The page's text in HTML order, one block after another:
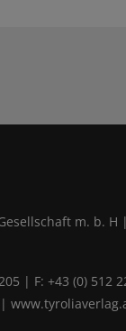
m. b. H
| F: +43 (0) 512
|